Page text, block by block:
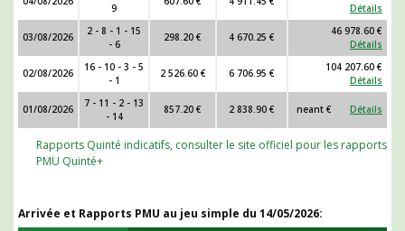
9
Détails
03/08/2026
2 - 8 - 1 - 15
- 6
298.20 € 4 670.25 €
46 978.60 €
Détails
02/08/2026
16 - 10 - 3 - 5
- 1
2 526.60 € 6 706.95 €
104 207.60 €
Détails
01/08/2026
7 - 11 - 2 - 13
- 14
857.20 € 2 838.90 € neant € Détails
Rapports Quinté indicatifs, consulter le site officiel pour les rapports
PMU Quinté+
Arrivée et Rapports PMU au jeu simple du 14/05/2026: